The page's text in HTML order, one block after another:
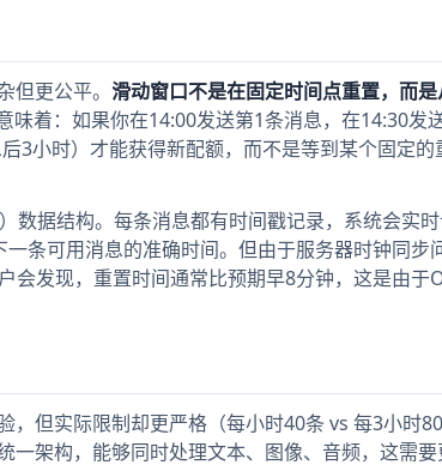
更公平。 滑动窗口不是在固定时间点重置，而
着：如果你在14:00发送第1条消息，在14:30发
3小时）才能获得新配额，而不是等到某个固定的
据结构。每条消息都有时间戳记录，系统会实
条可用消息的准确时间。但由于服务器时钟同步
会发现，重置时间通常比预期早8分钟，这是由于
但实际限制却更严格（每小时40条 vs 每3小时80
一架构，能够同时处理文本、图像、音频，这需要